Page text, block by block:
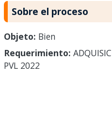
Sobre el proceso
Objeto: Bien
Requerimiento:
PVL 2022